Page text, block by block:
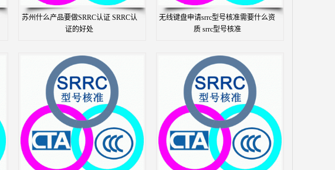
苏州什么产品要做SRRC认证 SRRC认
证的好处
无线键盘申请srrc型号核准需要什么资
质 srrc型号核准